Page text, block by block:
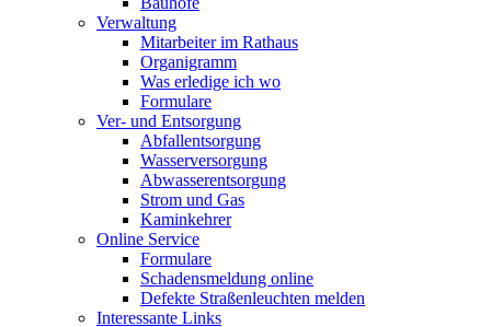
Verwaltung
Mitarbeiter im Rathaus
Organigramm
Was erledige ich wo
Formulare
Ver- und Entsorgung
Abfallentsorgung
Wasserversorgung
Abwasserentsorgung
Strom und Gas
Kaminkehrer
Online Service
Formulare
Schadensmeldung online
Defekte Straßenleuchten melden
Interessante Links